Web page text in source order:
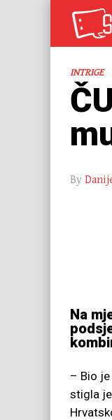
INTRIGE
By
Na
– Bio
stigla